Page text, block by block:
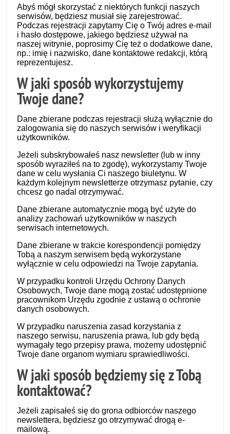
Abyś mógł skorzystać z niektórych funkcji naszych
serwisów, będziesz musiał się zarejestrować.
Podczas rejestracji zapytamy Cię o Twój adres e-mail
i hasło dostępowe, jakiego będziesz używał na
naszej witrynie, poprosimy Cię też o dodatkowe dane,
np.: imię i nazwisko, dane kontaktowe redakcji, którą
reprezentujesz.
W jaki sposób wykorzystujemy
Twoje dane?
Dane zbierane podczas rejestracji służą wyłącznie do
zalogowania się do naszych serwisów i weryfikacji
użytkowników.
Jeżeli subskrybowałeś nasz newsletter (lub w inny
sposób wyraziłeś na to zgodę), wykorzystamy Twoje
dane w celu wysłania Ci naszego biuletynu. W
każdym kolejnym newsletterze otrzymasz pytanie, czy
chcesz go nadal otrzymywać.
Dane zbierane automatycznie mogą być użyte do
analizy zachowań użytkowników w naszych
serwisach internetowych.
Dane zbierane w trakcie korespondencji pomiędzy
Tobą a naszym serwisem będą wykorzystane
wyłącznie w celu odpowiedzi na Twoje zapytania.
W przypadku kontroli Urzędu Ochrony Danych
Osobowych, Twoje dane mogą zostać udostępnione
pracownikom Urzędu zgodnie z ustawą o ochronie
danych osobowych.
W przypadku naruszenia zasad korzystania z
naszego serwisu, naruszenia prawa, lub gdy będą
wymagały tego przepisy prawa, możemy udostępnić
Twoje dane organom wymiaru sprawiedliwości.
W jaki sposób będziemy się z Tobą
kontaktować?
Jeżeli zapisałeś się do grona odbiorców naszego
newslettera, będziesz go otrzymywać drogą e-
mailową.